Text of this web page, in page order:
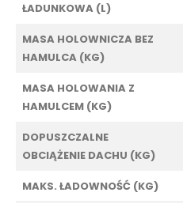
ŁADUNKOWA (L)
MASA HOLOWNICZA BEZ
HAMULCA (KG)
MASA HOLOWANIA Z
HAMULCEM (KG)
DOPUSZCZALNE
OBCIĄŻENIE DACHU (KG)
MAKS. ŁADOWNOŚĆ (KG)